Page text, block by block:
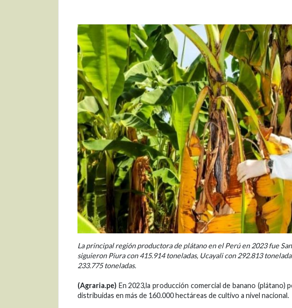
La principal región productora de plátano en el Perú en 2023 fue
siguieron Piura con 415.914 toneladas, Ucayali con 292.813
233.775 toneladas.
(Agraria.pe) En 2023,la producción comercial de banano (plátano)
distribuidas en más de 160.000 hectáreas de cultivo a nivel nacional.